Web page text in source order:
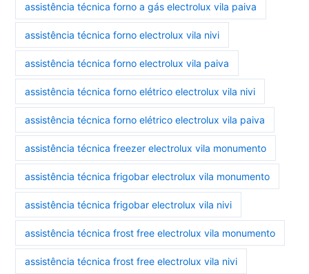
assistência técnica forno a gás electrolux vila paiva
assistência técnica forno electrolux vila nivi
assistência técnica forno electrolux vila paiva
assistência técnica forno elétrico electrolux vila nivi
assistência técnica forno elétrico electrolux vila paiva
assistência técnica freezer electrolux vila monumento
assistência técnica frigobar electrolux vila monumento
assistência técnica frigobar electrolux vila nivi
assistência técnica frost free electrolux vila monumento
assistência técnica frost free electrolux vila nivi